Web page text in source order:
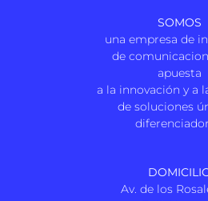
SOMOS
una empresa de
de
apuesta
a la innovación y a
de soluciones
Av. de los